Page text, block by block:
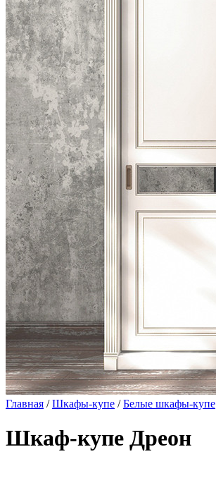
Главная /Шкафы-купе /Белые шкафы-купе
Шкаф-купе Дреон